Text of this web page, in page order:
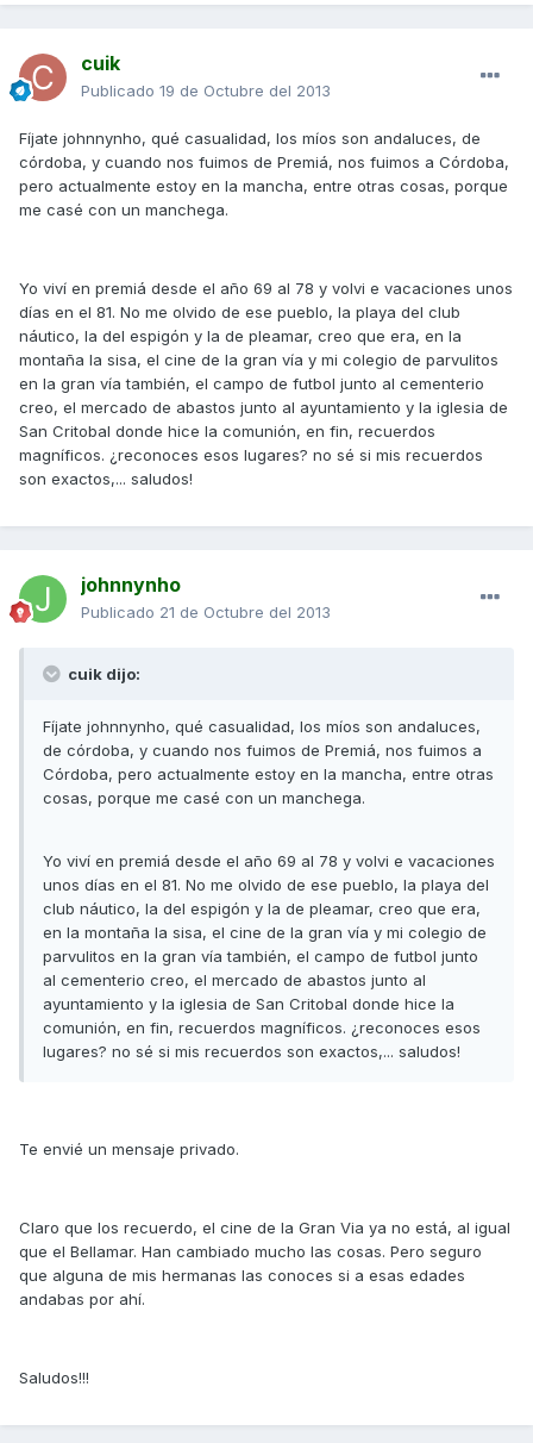
cuik
Publicado 19 de Octubre del 2013
Fíjate johnnynho, qué casualidad, los míos son andaluces, de
córdoba, y cuando nos fuimos de Premiá, nos fuimos a Córdoba,
pero actualmente estoy en la mancha, entre otras cosas, porque
me casé con un manchega.
Yo viví en premiá desde el año 69 al 78 y volvi e vacaciones unos
días en el 81. No me olvido de ese pueblo, la playa del club
náutico, la del espigón y la de pleamar, creo que era, en la
montaña la sisa, el cine de la gran vía y mi colegio de parvulitos
en la gran vía también, el campo de futbol junto al cementerio
creo, el mercado de abastos junto al ayuntamiento y la iglesia de
San Critobal donde hice la comunión, en fin, recuerdos
magníficos. ¿reconoces esos lugares? no sé si mis recuerdos
son exactos,... saludos!
johnnynho
Publicado 21 de Octubre del 2013
cuik dijo:
Fíjate johnnynho, qué casualidad, los míos son andaluces,
de córdoba, y cuando nos fuimos de Premiá, nos fuimos a
Córdoba, pero actualmente estoy en la mancha, entre otras
cosas, porque me casé con un manchega.
Yo viví en premiá desde el año 69 al 78 y volvi e vacaciones
unos días en el 81. No me olvido de ese pueblo, la playa del
club náutico, la del espigón y la de pleamar, creo que era,
en la montaña la sisa, el cine de la gran vía y mi colegio de
parvulitos en la gran vía también, el campo de futbol junto
al cementerio creo, el mercado de abastos junto al
ayuntamiento y la iglesia de San Critobal donde hice la
comunión, en fin, recuerdos magníficos. ¿reconoces esos
lugares? no sé si mis recuerdos son exactos,... saludos!
Te envié un mensaje privado.
Claro que los recuerdo, el cine de la Gran Via ya no está, al igual
que el Bellamar. Han cambiado mucho las cosas. Pero seguro
que alguna de mis hermanas las conoces si a esas edades
andabas por ahí.
Saludos!!!